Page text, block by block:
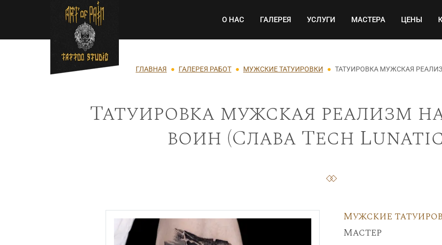
Перейти к основному содержанию Основная навигация
О НАС ГАЛЕРЕЯ УСЛУГИ МАСТЕРА ЦЕНЫ
Строка навигации
ГЛАВНАЯ ГАЛЕРЕЯ РАБОТ МУЖСКИЕ ТАТУИРОВКИ ТАТУИРОВКА МУЖСКАЯ
Татуировка мужская реализм
воин (Слава Tech
Мужские
Мастер